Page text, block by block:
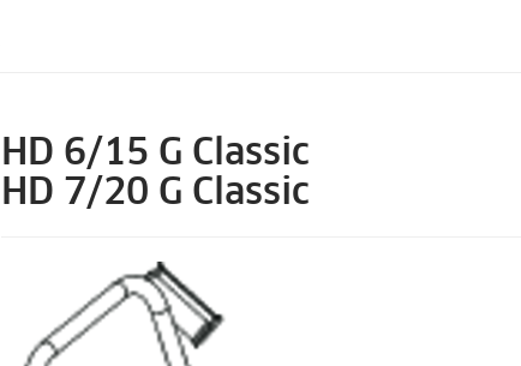
HD 6/15 G Classic
HD 7/20 G Classic